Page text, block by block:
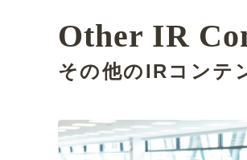
Other IR
その他のIRコンテ